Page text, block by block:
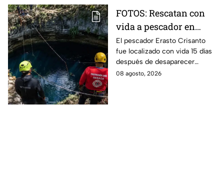
FOTOS: Rescatan con
vida a pescador en
cenote a 100 metros de
profundidad;
sobrevivió 15 días
El pescador Erasto Crisanto
fue localizado con vida 15 días
después de desaparecer
mientras pescaba en un
08 agosto, 2026